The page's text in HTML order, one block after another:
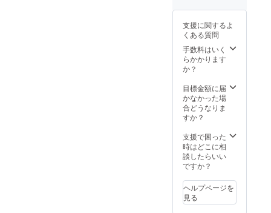
命を全国に
浸透させる
べく、後進
を育成・輩
出してい
く。社会福
祉士。社会
福祉士三田
事、認知症
学習療法
士、医業経
営コンサル
タント、心
理カウンセ
支援に関するよ
くある質問
手数料はいく
らかかります
か？
目標金額に届
かなかった場
合どうなりま
すか？
支援で困った
時はどこに相
談したらいい
ですか？
ヘルプページを
見る